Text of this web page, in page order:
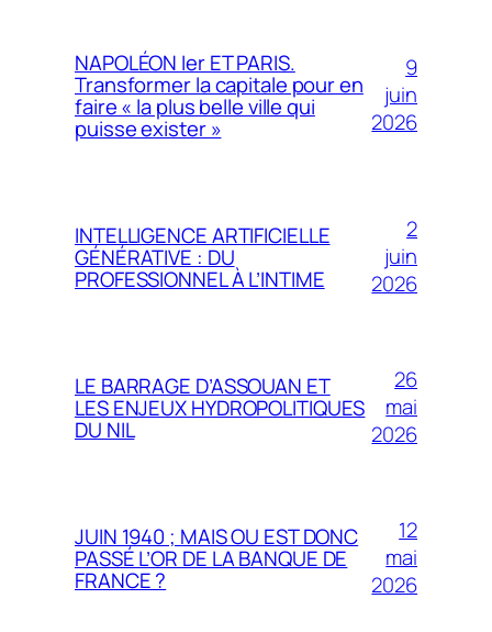
NAPOLÉON Ier ET PARIS.
Transformer la capitale pour en
faire « la plus belle ville qui
puisse exister »
9
juin
2026
INTELLIGENCE ARTIFICIELLE
GÉNÉRATIVE : DU
PROFESSIONNEL À L’INTIME
2
juin
2026
LE BARRAGE D’ASSOUAN ET
LES ENJEUX HYDROPOLITIQUES
DU NIL
26
mai
2026
JUIN 1940 ; MAIS OU EST DONC
PASSÉ L’OR DE LA BANQUE DE
FRANCE ?
12
mai
2026